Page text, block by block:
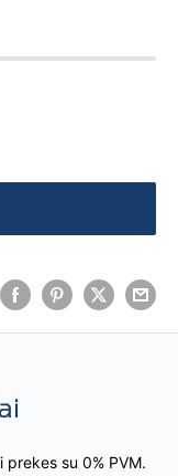
prekes su 0% PVM.